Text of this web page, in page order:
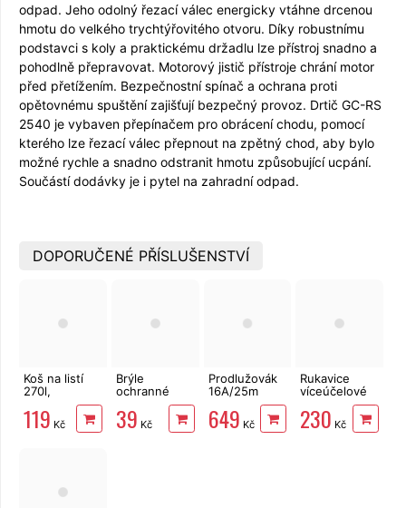
odpad. Jeho odolný řezací válec energicky vtáhne drcenou
hmotu do velkého trychtýřovitého otvoru. Díky robustnímu
podstavci s koly a praktickému držadlu lze přístroj snadno a
pohodlně přepravovat. Motorový jistič přístroje chrání motor
před přetížením. Bezpečnostní spínač a ochrana proti
opětovnému spuštění zajišťují bezpečný provoz. Drtič GC-RS
2540 je vybaven přepínačem pro obrácení chodu, pomocí
kterého lze řezací válec přepnout na zpětný chod, aby bylo
možné rychle a snadno odstranit hmotu způsobující ucpání.
Součástí dodávky je i pytel na zahradní odpad.
DOPORUČENÉ PŘÍSLUŠENSTVÍ
Koš na listí
270l,
80x65cm
skládací
119 Kč
Brýle
ochranné
Festa VS160,
CE EN 166
39 Kč
Prodlužovák
16A/25m
max.3680W
3x1,5 mm2
oranžový
649 Kč
Rukavice
víceúčelové
Lobster L
230 Kč